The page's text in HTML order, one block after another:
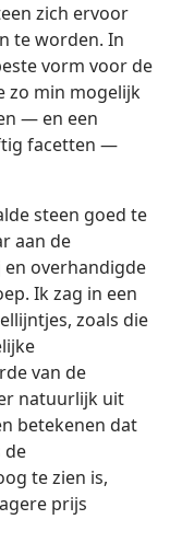
zich ervoor
te worden. In
vorm voor de
zo min mogelijk
— en een
facetten —
steen goed te
aan de
en overhandigde
Ik zag in een
zoals die
van de
natuurlijk uit
betekenen dat
de
te zien is,
prijs